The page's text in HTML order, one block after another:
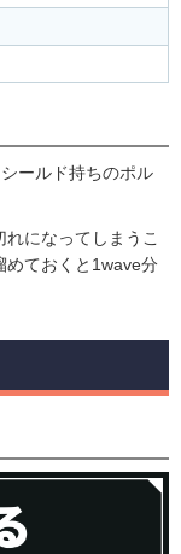
ールド持ちのポル
になってしまうこ
めておくと1wave分